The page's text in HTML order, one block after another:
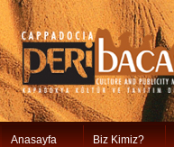
Anasayfa Biz Kimiz?